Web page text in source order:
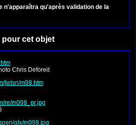
n'apparaîtra qu'après validation de la
pour cet objet
Chris Deforeit
jwisn/m98.htm
re/m098_pr.jpg
glx/m098.jpg